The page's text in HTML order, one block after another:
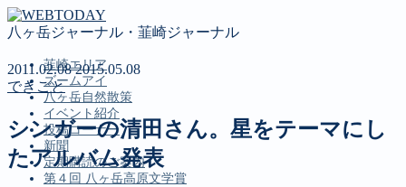
八ヶ岳ジャーナル・韮崎ジャーナル
韮崎エリア
ズームアイ
八ヶ岳自然散策
イベント紹介
投稿コーナー
新聞
定期購読のご案内
第４回 八ヶ岳高原文学賞
2011.02.082015.05.08
できごと
シンガーの清田さん。星をテーマにし
たアルバム発表